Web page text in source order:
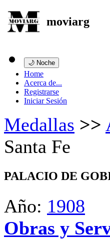
moviarg
🌙 Noche
Home
Acerca de...
Registrarse
Iniciar Sesión
Medallas >>
Santa Fe
PALACIO DE
Año: 1908
Obras y